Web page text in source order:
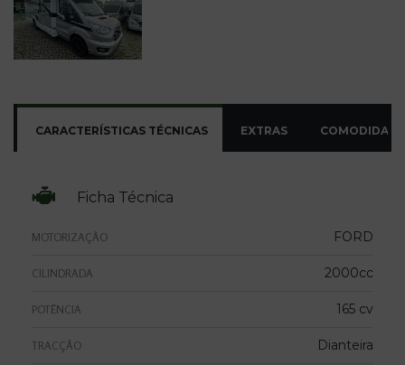
CARACTERÍSTICAS TÉCNICAS EXTRAS
Ficha Técnica
MOTORIZAÇÃO FORD
CILINDRADA 2000cc
POTÊNCIA 165 cv
TRACÇÃO Dianteira